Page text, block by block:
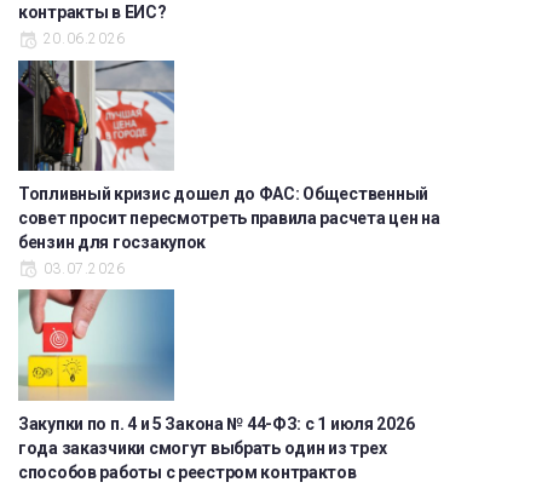
контракты в ЕИС?
20.06.2026
Топливный кризис дошел до ФАС: Общественный
совет просит пересмотреть правила расчета цен на
бензин для госзакупок
03.07.2026
Закупки по п. 4 и 5 Закона № 44-ФЗ: с 1 июля 2026
года заказчики смогут выбрать один из трех
способов работы с реестром контрактов